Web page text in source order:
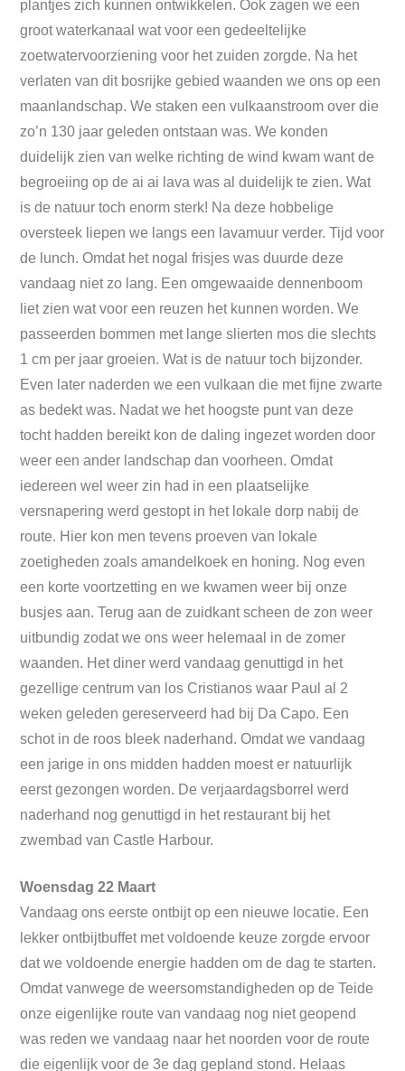
plantjes zich kunnen ontwikkelen. Ook zagen we een
groot waterkanaal wat voor een gedeeltelijke
zoetwatervoorziening voor het zuiden zorgde. Na het
verlaten van dit bosrijke gebied waanden we ons op een
maanlandschap. We staken een vulkaanstroom over die
zo’n 130 jaar geleden ontstaan was. We konden
duidelijk zien van welke richting de wind kwam want de
begroeiing op de ai ai lava was al duidelijk te zien. Wat
is de natuur toch enorm sterk! Na deze hobbelige
oversteek liepen we langs een lavamuur verder. Tijd voor
de lunch. Omdat het nogal frisjes was duurde deze
vandaag niet zo lang. Een omgewaaide dennenboom
liet zien wat voor een reuzen het kunnen worden. We
passeerden bommen met lange slierten mos die slechts
1 cm per jaar groeien. Wat is de natuur toch bijzonder.
Even later naderden we een vulkaan die met fijne zwarte
as bedekt was. Nadat we het hoogste punt van deze
tocht hadden bereikt kon de daling ingezet worden door
weer een ander landschap dan voorheen. Omdat
iedereen wel weer zin had in een plaatselijke
versnapering werd gestopt in het lokale dorp nabij de
route. Hier kon men tevens proeven van lokale
zoetigheden zoals amandelkoek en honing. Nog even
een korte voortzetting en we kwamen weer bij onze
busjes aan. Terug aan de zuidkant scheen de zon weer
uitbundig zodat we ons weer helemaal in de zomer
waanden. Het diner werd vandaag genuttigd in het
gezellige centrum van los Cristianos waar Paul al 2
weken geleden gereserveerd had bij Da Capo. Een
schot in de roos bleek naderhand. Omdat we vandaag
een jarige in ons midden hadden moest er natuurlijk
eerst gezongen worden. De verjaardagsborrel werd
naderhand nog genuttigd in het restaurant bij het
zwembad van Castle Harbour.
Woensdag 22 Maart
Vandaag ons eerste ontbijt op een nieuwe locatie. Een
lekker ontbijtbuffet met voldoende keuze zorgde ervoor
dat we voldoende energie hadden om de dag te starten.
Omdat vanwege de weersomstandigheden op de Teide
onze eigenlijke route van vandaag nog niet geopend
was reden we vandaag naar het noorden voor de route
die eigenlijk voor de 3e dag gepland stond. Helaas